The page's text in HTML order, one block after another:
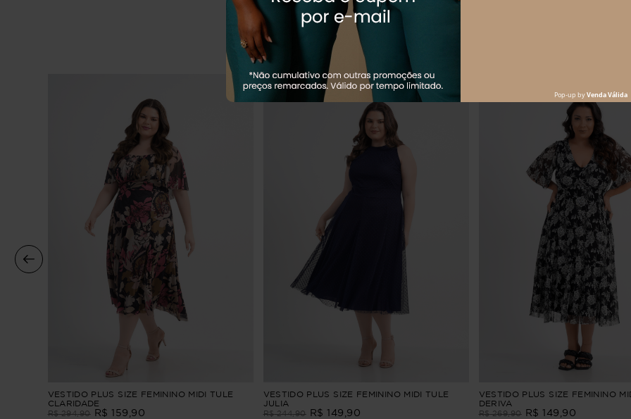
Os mais vendidos
VESTIDO PLUS SIZE FEMININO MIDI TULE
CLARIDADE
R$ 294,90 R$ 159 90
VESTIDO PLUS SIZE FEMININO MIDI TULE
JULIA
R$ 244,90 R$ 149 90
VESTIDO PLUS SIZE FEMININO
DERIVA
R$ 269,90 R$ 149 90